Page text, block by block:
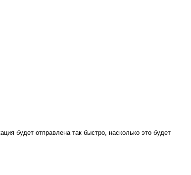
будет отправлена так быстро, насколько это будет